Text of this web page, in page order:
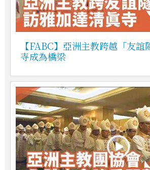
【FABC】亞洲主教跨越「友誼
寺成為橋梁